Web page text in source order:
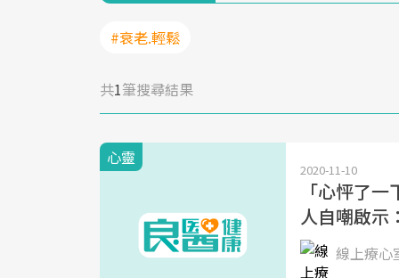
#衰老.輕鬆
共1筆搜尋結果
心靈
2020-11-10
「心怦了
人自嘲啟示
線上療心